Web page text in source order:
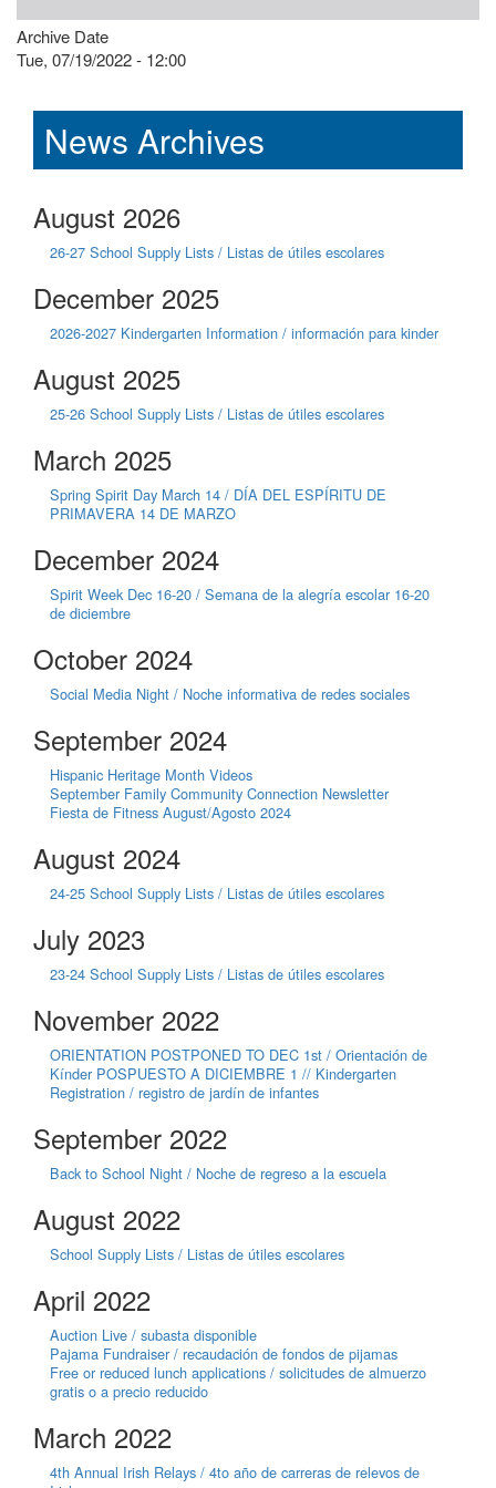
Archive Date
Tue, 07/19/2022 - 12:00
News Archives
August 2026
26-27 School Supply Lists / Listas de útiles escolares
December 2025
2026-2027 Kindergarten Information / información para kinder
August 2025
25-26 School Supply Lists / Listas de útiles escolares
March 2025
Spring Spirit Day March 14 / DÍA DEL ESPÍRITU DE
PRIMAVERA 14 DE MARZO
December 2024
Spirit Week Dec 16-20 / Semana de la alegría escolar 16-20
de diciembre
October 2024
Social Media Night / Noche informativa de redes sociales
September 2024
Hispanic Heritage Month Videos
September Family Community Connection Newsletter
Fiesta de Fitness August/Agosto 2024
August 2024
24-25 School Supply Lists / Listas de útiles escolares
July 2023
23-24 School Supply Lists / Listas de útiles escolares
November 2022
ORIENTATION POSTPONED TO DEC 1st / Orientación de
Kínder POSPUESTO A DICIEMBRE 1 // Kindergarten
Registration / registro de jardín de infantes
September 2022
Back to School Night / Noche de regreso a la escuela
August 2022
School Supply Lists / Listas de útiles escolares
April 2022
Auction Live / subasta disponible
Pajama Fundraiser / recaudación de fondos de pijamas
Free or reduced lunch applications / solicitudes de almuerzo
gratis o a precio reducido
March 2022
4th Annual Irish Relays / 4to año de carreras de relevos de